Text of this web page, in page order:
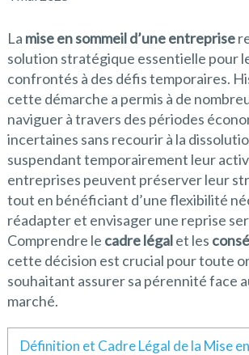
La mise en sommeil d’une entreprise
solution stratégique essentielle pour
confrontés à des défis temporaires.
cette démarche a permis à de
naviguer à travers des périodes
incertaines sans recourir à la
suspendant temporairement leur
entreprises peuvent préserver leur
tout en bénéficiant d’une flexibilité
réadapter et envisager une reprise
Comprendre le cadre légalet les
cette décision est crucial pour toute
souhaitant assurer sa pérennité face
marché.
Définition et Cadre Légal de la Mise